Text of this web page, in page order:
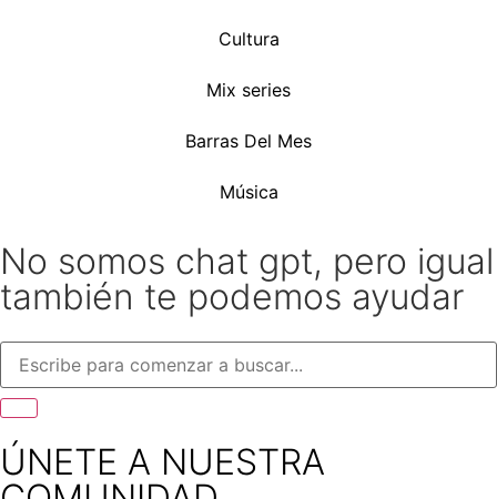
Cultura
Mix series
Barras Del Mes
Música
No somos chat gpt, pero igual
también te podemos ayudar
ÚNETE A NUESTRA